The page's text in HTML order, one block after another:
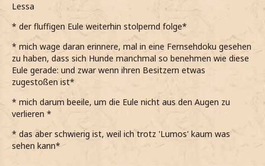
*ärgerlich denke und die nicht vorhandenen Knöpfe oder
Reissverschlüsse an den Umhangtaschen verfluche*
*es jetzt aber auch nichts bringt, darüber nachzudenken,
was man nicht hat*
*eine gute Lösung her muss, und zwar so schnell wie
möglich*
*schliesslich nicht vorhabe, noch länger in diesem
Drecksloch zu hocken*
*meine anfängliche Hoffnung, dass meine Augen sich
Lessa
* der fluffigen Eule weiterhin stolpernd folge*
* mich wage daran erinnere, mal in eine Fernsehdoku gesehen
zu haben, dass sich Hunde manchmal so benehmen wie diese
Eule gerade: und zwar wenn ihren Besitzern etwas
zugestoßen ist*
* mich darum beeile, um die Eule nicht aus den Augen zu
verlieren *
* das aber schwierig ist, weil ich trotz 'Lumos' kaum was
sehen kann*